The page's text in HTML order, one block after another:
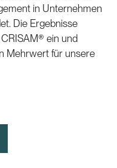
in Unternehmen
Die Ergebnisse
ein und
Mehrwert für unsere